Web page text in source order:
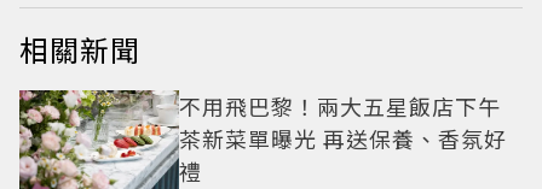
相關新聞
不用飛巴黎！兩大五星飯店下午
茶新菜單曝光 再送保養、香氛好
禮